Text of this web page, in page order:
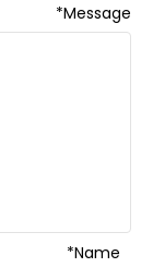
Message
*
Name
*